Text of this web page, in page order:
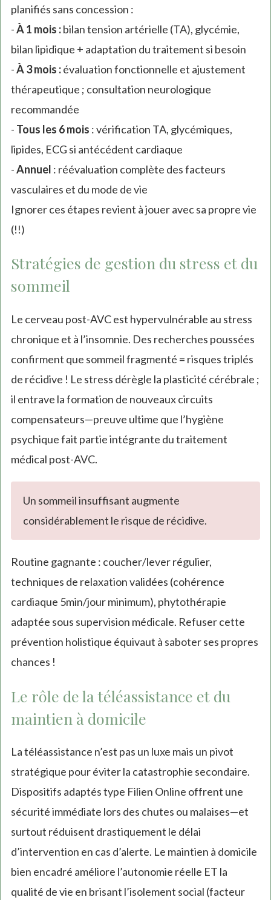
planifiés sans concession :
-À 1 mois :bilan tension artérielle (TA), glycémie,
bilan lipidique + adaptation du traitement si besoin
-À 3 mois :évaluation fonctionnelle et ajustement
thérapeutique ; consultation neurologique
recommandée
- Tous les 6 mois : vérification TA, glycémiques,
lipides, ECG si antécédent cardiaque
-Annuel : réévaluation complète des facteurs
vasculaires et du mode de vie
Ignorer ces étapes revient à jouer avec sa propre vie
(!!)
Stratégies de gestion du stress et du
sommeil
Le cerveau post-AVC est hypervulnérable au stress
chronique et à l’insomnie. Des recherches poussées
confirment que sommeil fragmenté = risques triplés
de récidive ! Le stress dérègle la plasticité cérébrale ;
il entrave la formation de nouveaux circuits
compensateurs—preuve ultime que l’hygiène
psychique fait partie intégrante du traitement
médical post-AVC.
Un sommeil insuffisant augmente
considérablement le risque de récidive.
Routine gagnante : coucher/lever régulier,
techniques de relaxation validées (cohérence
cardiaque 5min/jour minimum), phytothérapie
adaptée sous supervision médicale. Refuser cette
prévention holistique équivaut à saboter ses propres
chances !
Le rôle de la téléassistance et du
maintien à domicile
La téléassistance n’est pas un luxe mais un pivot
stratégique pour éviter la catastrophie secondaire.
Dispositifs adaptés type Filien Online offrent une
sécurité immédiate lors des chutes ou malaises—et
surtout réduisent drastiquement le délai
d’intervention en cas d’alerte. Le maintien à domicile
bien encadré améliore l’autonomie réelle ET la
qualité de vie en brisant l’isolement social (facteur